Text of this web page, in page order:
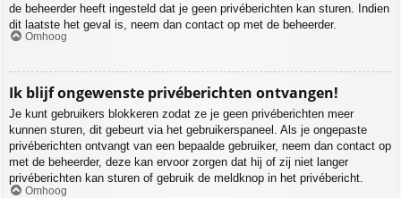
de beheerder heeft ingesteld dat je geen privéberichten kan sturen. Indien
dit laatste het geval is, neem dan contact op met de beheerder.
Omhoog
Ik blijf ongewenste privéberichten ontvangen!
Je kunt gebruikers blokkeren zodat ze je geen privéberichten meer
kunnen sturen, dit gebeurt via het gebruikerspaneel. Als je ongepaste
privéberichten ontvangt van een bepaalde gebruiker, neem dan contact op
met de beheerder, deze kan ervoor zorgen dat hij of zij niet langer
privéberichten kan sturen of gebruik de meldknop in het privébericht.
Omhoog